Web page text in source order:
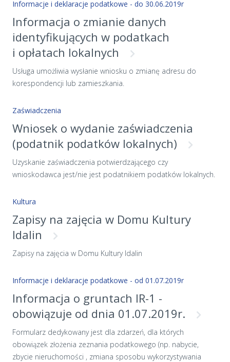
będzie za pośrednictwem systemu internetowego REJA24. W
związku z powyższym formularz wniosku „o zarejestrowanie
sprzętu pływającego służącego do amatorskiego połowu ryb”
jest obecnie niedostępny. Nadal można korzystać z usługi:
Wykreślenie z rejestru sprzętu pływającego służącego do
amatorskiego połowu ryb.
Informacje i deklaracje podatkowe - do 30.06.2019r
Informacja o zmianie danych
identyfikujących w podatkach
i opłatach lokalnych
Usługa umożliwia wysłanie wniosku o zmianę adresu do
korespondencji lub zamieszkania.
Zaświadczenia
Wniosek o wydanie zaświadczenia
(podatnik podatków lokalnych)
Uzyskanie zaświadczenia potwierdzającego czy
wnioskodawca jest/nie jest podatnikiem podatków lokalnych.
Kultura
Zapisy na zajęcia w Domu Kultury
Idalin
Zapisy na zajęcia w Domu Kultury Idalin
Informacje i deklaracje podatkowe - od 01.07.2019r
Informacja o gruntach IR-1 -
obowiązuje od dnia 01.07.2019r.
Formularz dedykowany jest dla zdarzeń, dla których
obowiązek złożenia zeznania podatkowego (np. nabycie,
zbycie nieruchomości , zmiana sposobu wykorzystywania